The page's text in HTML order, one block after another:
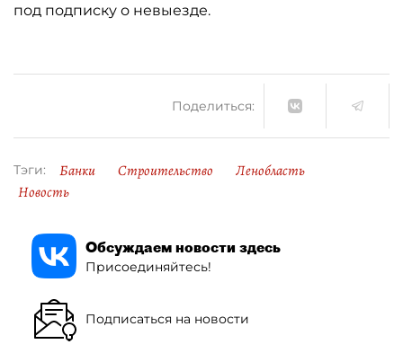
под подписку о невыезде.
Поделиться:
Тэги: Банки Строительство
Ленобласть
Новость
Обсуждаем новости здесь
Присоединяйтесь!
Подписаться на новости